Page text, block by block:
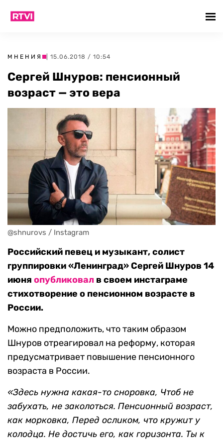
МНЕНИЯ | 15.06.2018 / 10:54
Сергей Шнуров: пенсионный
возраст — это вера
@shnurovs / Instagram
Российский певец и музыкант, солист
группировки «Ленинград» Сергей Шнуров 14
июня опубликовал в своем инстаграме
стихотворение о пенсионном возрасте в
России.
Можно предположить, что таким образом
Шнуров отреагировал на реформу, которая
предусматривает повышение пенсионного
возраста в России.
«Здесь нужна какая-то сноровка, Чтоб не
забухать, не заколоться. Пенсионный возраст,
как морковка, Перед осликом, что кружит у
колодца. Не достичь его, как горизонта. Ты к